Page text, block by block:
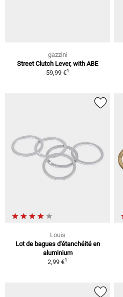
gazzini
Street Clutch Lever, with ABE
59,99 €1
Louis
Lot de bagues d'étanchéité en
aluminium
2,99 €1